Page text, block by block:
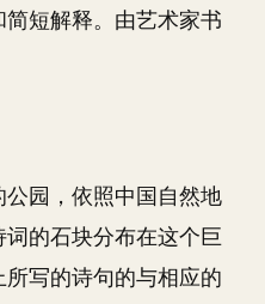
短解释。由艺术家书
园，依照中国自然地
的石块分布在这个巨
写的诗句的与相应的